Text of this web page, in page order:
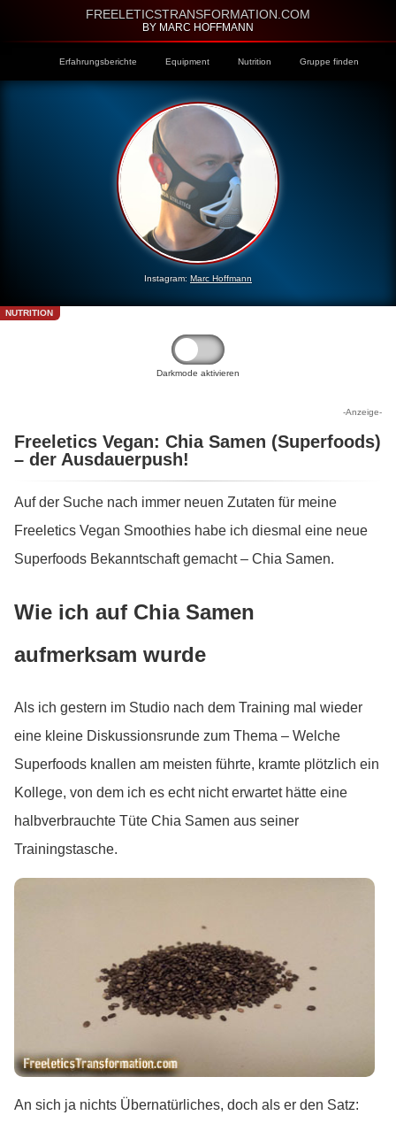
FREELETICSTRANSFORMATION.COM
BY MARC HOFFMANN
Erfahrungsberichte Equipment Nutrition Gruppe finden
Instagram: Marc Hoffmann
NUTRITION
Darkmode aktivieren
-Anzeige-
Freeletics Vegan: Chia Samen (Superfoods)
– der Ausdauerpush!
Auf der Suche nach immer neuen Zutaten für meine
Freeletics Vegan Smoothies habe ich diesmal eine neue
Superfoods Bekanntschaft gemacht – Chia Samen.
Wie ich auf Chia Samen
aufmerksam wurde
Als ich gestern im Studio nach dem Training mal wieder
eine kleine Diskussionsrunde zum Thema – Welche
Superfoods knallen am meisten führte, kramte plötzlich ein
Kollege, von dem ich es echt nicht erwartet hätte eine
halbverbrauchte Tüte Chia Samen aus seiner
Trainingstasche.
An sich ja nichts Übernatürliches, doch als er den Satz: